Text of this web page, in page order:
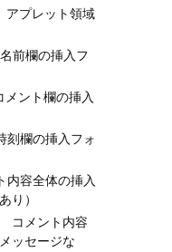
プレット領域
前欄の挿入フ
ント欄の挿入
欄の挿入フォ
容全体の挿入
り）
コメント内容
ッセージな